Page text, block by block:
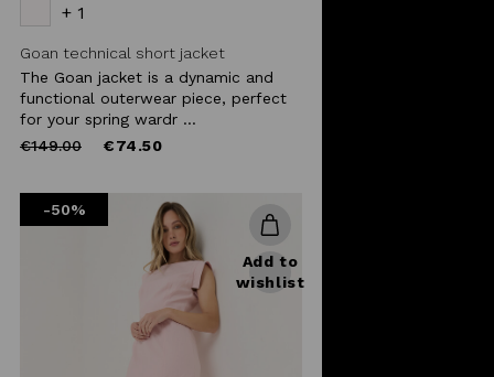
+ 1
Goan technical short jacket
The Goan jacket is a dynamic and
functional outerwear piece, perfect
for your spring wardr ...
Price
€149.00to €74.50
-50%
Add to
wishlist